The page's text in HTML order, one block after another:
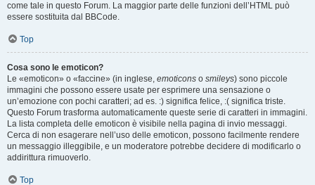
come tale in questo Forum. La maggior parte delle funzioni dell’HTML può
essere sostituita dal BBCode.
Top
Cosa sono le emoticon?
Le «emoticon» o «faccine» (in inglese, emoticons o smileys) sono piccole
immagini che possono essere usate per esprimere una sensazione o
un’emozione con pochi caratteri; ad es. :) significa felice, :( significa triste.
Questo Forum trasforma automaticamente queste serie di caratteri in immagini.
La lista completa delle emoticon è visibile nella pagina di invio messaggi.
Cerca di non esagerare nell’uso delle emoticon, possono facilmente rendere
un messaggio illeggibile, e un moderatore potrebbe decidere di modificarlo o
addirittura rimuoverlo.
Top